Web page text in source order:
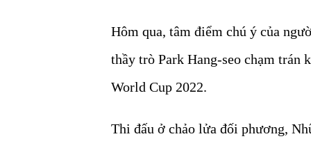
Hôm qua, tâm điểm chú ý của
thầy trò Park Hang-seo chạm trán
World Cup 2022.
Thi đấu ở chảo lửa đối phương,